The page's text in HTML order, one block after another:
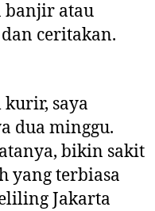
banjir atau
ceritakan.
saya
dua minggu.
bikin sakit
yang terbiasa
Jakarta